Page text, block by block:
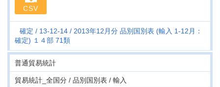
CSV
確定 13-12-14
2013年12月分 品別国別表 (輸入 1-12月：
確定) １４部 71類
普通貿易統計
貿易統計_全国分 / 品別国別表 / 輸入